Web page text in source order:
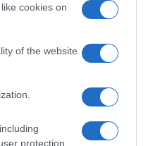
cookies on
of the website
protection.
e